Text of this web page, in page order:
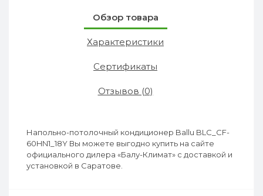
Обзор товара
Характеристики
Сертификаты
Отзывов (0)
Напольно-потолочный кондиционер Ballu BLC_CF-
60HN1_18Y Вы можете выгодно купить на сайте
официального дилера «Балу-Климат» с доставкой и
установкой в Саратове.